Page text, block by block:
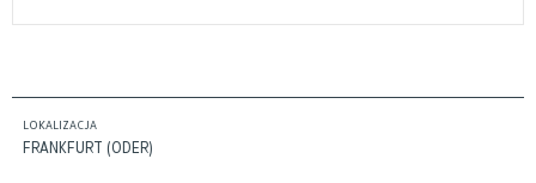
LOKALIZACJA
FRANKFURT (ODER)